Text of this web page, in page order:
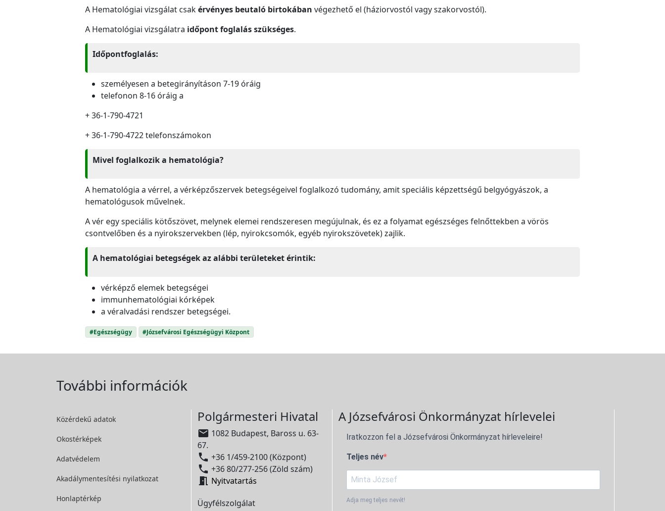
A Hematológiai vizsgálat csakérvényes beutaló birtokában végezhető el (háziorvostól vagy szakorvostól).
A Hematológiai vizsgálatra időpont foglalás szükséges.
Időpontfoglalás:
személyesen a betegirányításon 7-19 óráig
telefonon 8-16 óráig a
+ 36-1-790-4721
+ 36-1-790-4722 telefonszámokon
Mivel foglalkozik a hematológia?
A hematológia a vérrel, a vérképzőszervek betegségeivel foglalkozó tudomány, amit speciális képzettségű belgyógyászok, a
hematológusok művelnek.
A vér egy speciális kötőszövet, melynek elemei rendszeresen megújulnak, és ez a folyamat egészséges felnőttekben a vörös
csontvelőben és a nyirokszervekben (lép, nyirokcsomók, egyéb nyirokszövetek) zajlik.
A hematológiai betegségek az alábbi területeket érintik:
vérképző elemek betegségei
immunhematológiai kórképek
a véralvadási rendszer betegségei.
#Egészségügy #Józsefvárosi Egészségügyi Központ
További információk
Közérdekű adatok
Okostérképek
Adatvédelem
Akadálymentesítési nyilatkozat
Honlaptérkép
Polgármesteri Hivatal
 1082 Budapest, Baross u. 63-
67.
 +36 1/459-2100 (Központ)
 +36 80/277-256 (Zöld szám)
 Nyitvatartás
Ügyfélszolgálat
A Józsefvárosi Önkormányzat hírlevelei
Iratkozzon fel a Józsefvárosi Önkormányzat hírleveleire!
Teljes név
Adja meg teljes nevét!